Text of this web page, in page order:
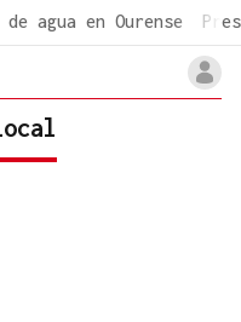
agua en Ourense